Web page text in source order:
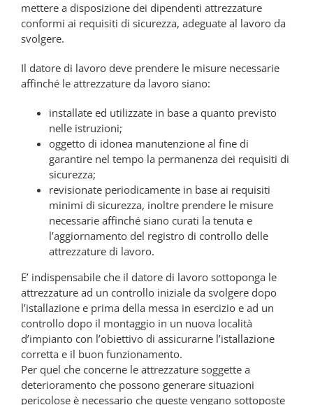
mettere a disposizione dei dipendenti attrezzature
conformi ai requisiti di sicurezza, adeguate al lavoro da
svolgere.
Il datore di lavoro deve prendere le misure necessarie
affinché le attrezzature da lavoro siano:
installate ed utilizzate in base a quanto previsto
nelle istruzioni;
oggetto di idonea manutenzione al fine di
garantire nel tempo la permanenza dei requisiti di
sicurezza;
revisionate periodicamente in base ai requisiti
minimi di sicurezza, inoltre prendere le misure
necessarie affinché siano curati la tenuta e
l’aggiornamento del registro di controllo delle
attrezzature di lavoro.
E’ indispensabile che il datore di lavoro sottoponga le
attrezzature ad un controllo iniziale da svolgere dopo
l’istallazione e prima della messa in esercizio e ad un
controllo dopo il montaggio in un nuova località
d’impianto con l’obiettivo di assicurarne l’istallazione
corretta e il buon funzionamento.
Per quel che concerne le attrezzature soggette a
deterioramento che possono generare situazioni
pericolose è necessario che queste vengano sottoposte